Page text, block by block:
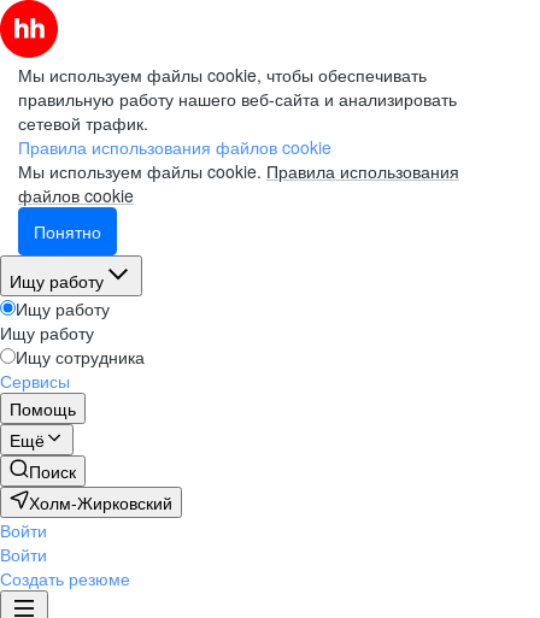
Мы используем файлы cookie, чтобы обеспечивать
правильную работу нашего веб-сайта и анализировать
сетевой трафик.
Правила использования файлов cookie
Мы используем файлы cookie. Правила использования
файлов cookie
Понятно
Ищу работу
Ищу работу
Ищу работу
Ищу сотрудника
Сервисы
Помощь
Ещё
Поиск
Холм-Жирковский
Войти
Войти
Создать резюме